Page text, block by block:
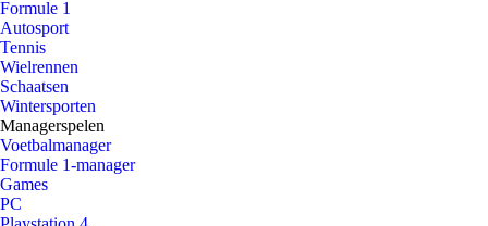
Formule 1
Autosport
Tennis
Wielrennen
Schaatsen
Wintersporten
Managerspelen
Voetbalmanager
Formule 1-manager
Games
PC